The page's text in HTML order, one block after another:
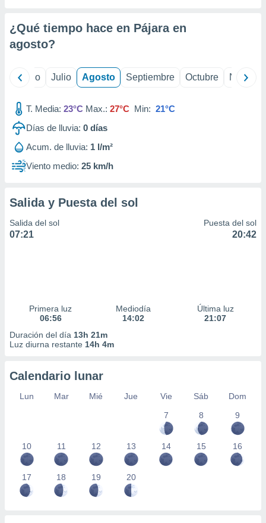
e
mediante
publicidad
publicidad
de
1199
¿Qué tiempo hace en Pájara en
agosto?
Junio Julio Agosto Septiembre Octubre
T. Media: 23°C Max.: 27°C Min: 21°C
Días de lluvia: 0 días
Acum. de lluvia: 1 l/m²
Viento medio: 25 km/h
Salida y Puesta del sol
Salida del sol
07:21
Puesta del sol
20:42
Primera luz
06:56
Mediodía
14:02
Última luz
21:07
Duración del día 13h 21m
Luz diurna restante 14h 4m
Calendario lunar
Lun Mar Mié Jue Vie Sáb
Dom
7
8 9
10 11 12 13 14 15 16
17 18 19 20